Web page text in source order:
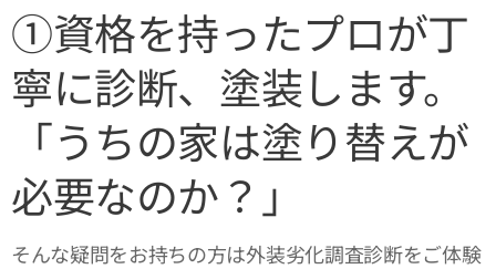
①資格を持ったプロが丁
寧に診断、塗装します。
「うちの家は塗り替えが
必要なのか？」
そんな疑問をお持ちの方は外装劣化調査診断をご体験